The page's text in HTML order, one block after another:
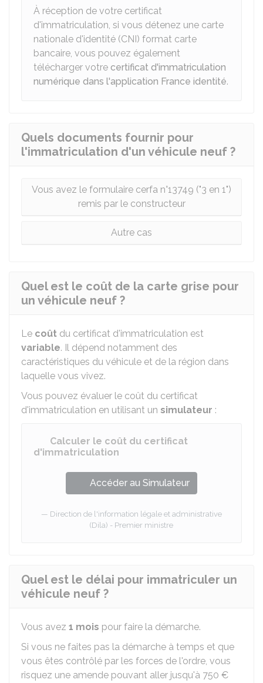
À réception de votre certificat
d'immatriculation, si vous détenez une carte
nationale d'identité (CNI) format carte
bancaire, vous pouvez également
télécharger votre certificat d'immatriculation
numérique dans l'application France identité.
Quels documents fournir pour
l'immatriculation d'un véhicule neuf ?
Vous avez le formulaire cerfa n°13749 ("3 en 1")
remis par le constructeur
Autre cas
Quel est le coût de la carte grise pour
un véhicule neuf ?
Le coût du certificat d'immatriculation est
variable. Il dépend notamment des
caractéristiques du véhicule et de la région dans
laquelle vous vivez.
Vous pouvez évaluer le coût du certificat
d'immatriculation en utilisant un simulateur :
Calculer le coût du certificat
d'immatriculation
Accéder au Simulateur
Direction de l'information légale et administrative
(Dila) - Premier ministre
Quel est le délai pour immatriculer un
véhicule neuf ?
Vous avez 1 mois pour faire la démarche.
Si vous ne faites pas la démarche à temps et que
vous êtes contrôlé par les forces de l'ordre, vous
risquez une amende pouvant aller jusqu'à 750 €